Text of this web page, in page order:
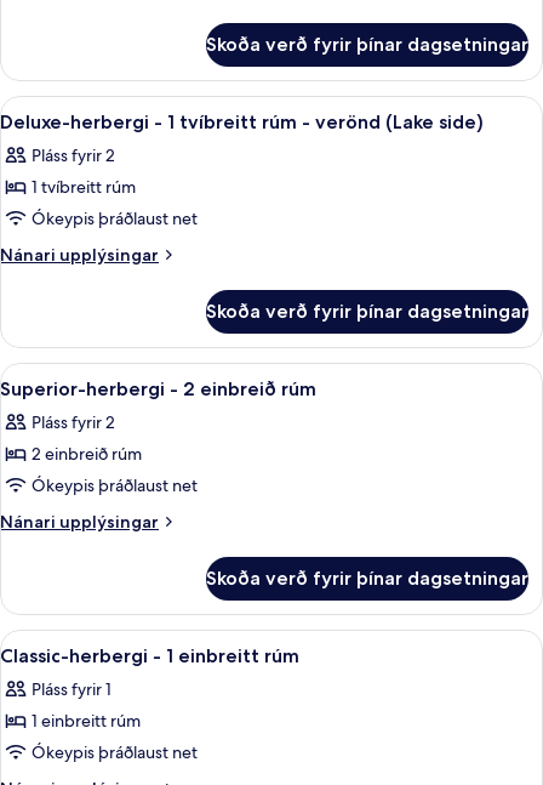
tvíbreitt
rúm
-
svalir
(Lake
side)
herbergi
1
rúm
-
svalir
(Lake
side)
Skoða verð fyrir þínar dagsetningar
Skoða
allar
myndir
fyrir
Deluxe-
herbergi
tvíbreitt
rúm
-
verönd
(Lake
side)
Deluxe-herbergi - 1 tvíbreitt rúm -
11
Deluxe-herbergi - 1 tvíbreitt rúm - verönd (Lake side)
Pláss fyrir 2
1 tvíbreitt rúm
Ókeypis þráðlaust net
Nánari upplýsingar
Nánari
herbergi
1
tvíbreitt
rúm
-
verönd
(Lake
side)
Skoða verð fyrir þínar dagsetningar
Skoða
allar
myndir
fyrir
Superior-
herbergi
einbreið
rúm
Superior-herbergi - 2 einbreið rúm |
6
Superior-herbergi - 2 einbreið rúm
Pláss fyrir 2
2 einbreið rúm
Ókeypis þráðlaust net
Nánari upplýsingar
Nánari
herbergi
2
rúm
Skoða verð fyrir þínar dagsetningar
Skoða
allar
myndir
fyrir
Classic-
Classic-herbergi - 1 einbreitt rúm |
6
Classic-herbergi - 1 einbreitt rúm
Pláss fyrir 1
1 einbreitt rúm
Ókeypis þráðlaust net